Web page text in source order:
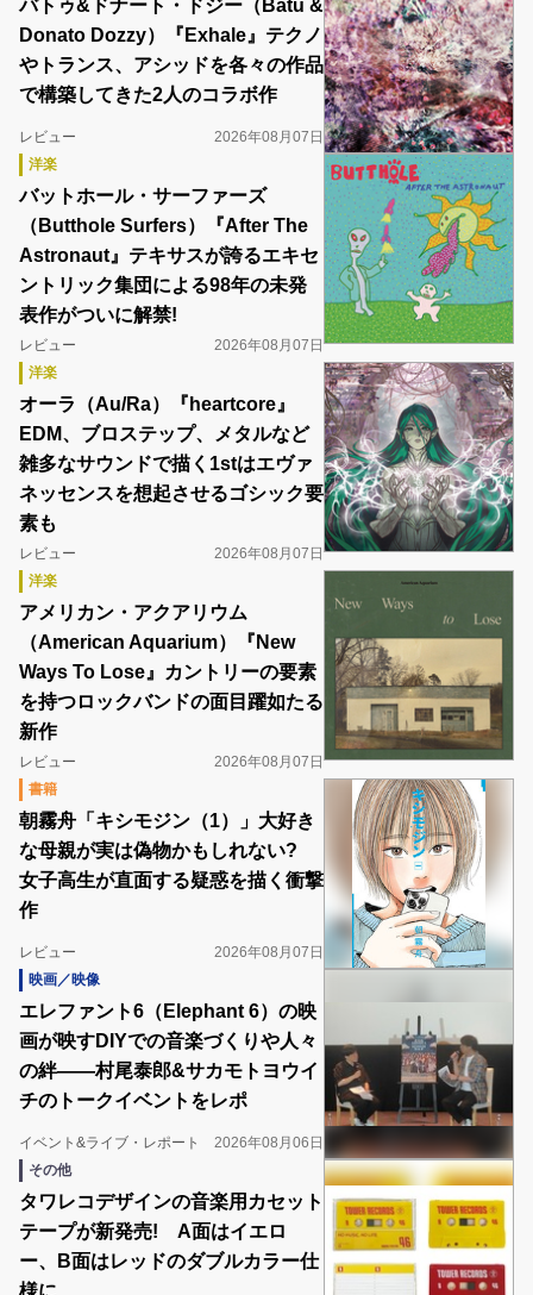
バトゥ&ドナート・ドジー（Batu &
Donato Dozzy）『Exhale』テクノ
やトランス、アシッドを各々の作品
で構築してきた2人のコラボ作
レビュー
2026年08月07日
洋楽
バットホール・サーファーズ
（Butthole Surfers）『After The
Astronaut』テキサスが誇るエキセ
ントリック集団による98年の未発
表作がついに解禁!
レビュー
2026年08月07日
洋楽
オーラ（Au/Ra）『heartcore』
EDM、ブロステップ、メタルなど
雑多なサウンドで描く1stはエヴァ
ネッセンスを想起させるゴシック要
素も
レビュー
2026年08月07日
洋楽
アメリカン・アクアリウム
（American Aquarium）『New
Ways To Lose』カントリーの要素
を持つロックバンドの面目躍如たる
新作
レビュー
2026年08月07日
書籍
朝霧舟「キシモジン（1）」大好き
な母親が実は偽物かもしれない?
女子高生が直面する疑惑を描く衝撃
作
レビュー
2026年08月07日
映画／映像
エレファント6（Elephant 6）の映
画が映すDIYでの音楽づくりや人々
の絆――村尾泰郎&サカモトヨウイ
チのトークイベントをレポ
イベント&ライブ・レポート
2026年08月06日
その他
タワレコデザインの音楽用カセット
テープが新発売! A面はイエロ
ー、B面はレッドのダブルカラー仕
様に